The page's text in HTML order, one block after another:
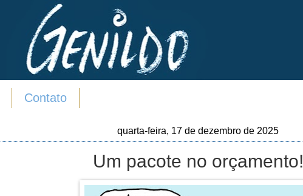
Contato
quarta-feira, 17 de dezembro de 2025
Um pacote no orçamento!